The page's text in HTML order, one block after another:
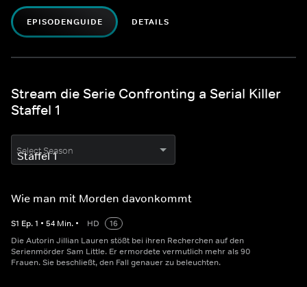
EPISODENGUIDE DETAILS
Stream die Serie Confronting a Serial Killer
Staffel 1
Select Season
Wie man mit Morden davonkommt
S1 Ep.1 • 54 Min. • HD
16
Die Autorin Jillian Lauren stößt bei ihren Recherchen auf den
Serienmörder Sam Little. Er ermordete vermutlich mehr als 90
Frauen. Sie beschließt, den Fall genauer zu beleuchten.